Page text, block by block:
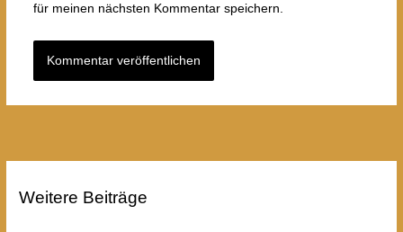
für meinen nächsten Kommentar speichern.
Weitere Beiträge